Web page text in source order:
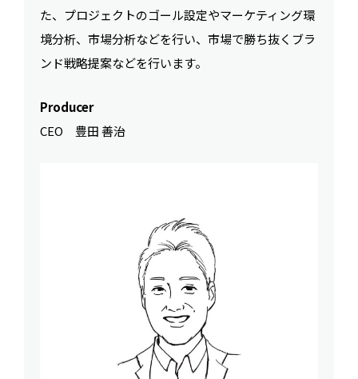
た、プロジェクトのゴール設定やマーケティング環
境分析、市場分析などを行い、市場で勝ち抜くブラ
ンド戦略提案などを行います。
Producer
CEO 豊田 善治